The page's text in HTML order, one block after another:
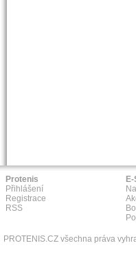
Protenis
Přihlášení
Registrace
RSS
PROTENIS.CZ všechna práva